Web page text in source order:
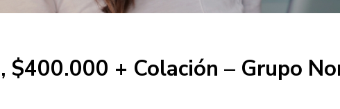
$400.000 + Colación – Grupo